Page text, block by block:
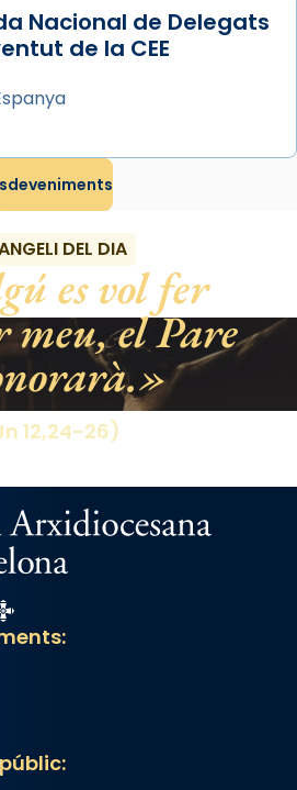
Nacional de Delegats
de la CEE
DEL DIA
es vol fer
meu, el Pare
12,24-26)
Estel Cristiana